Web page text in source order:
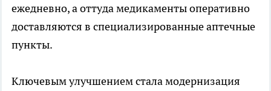
ежедневно, а оттуда медикаменты оперативно
доставляются в специализированные аптечные
пункты.
Ключевым улучшением стала модернизация